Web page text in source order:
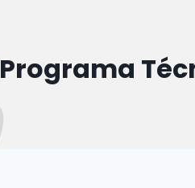
Programa